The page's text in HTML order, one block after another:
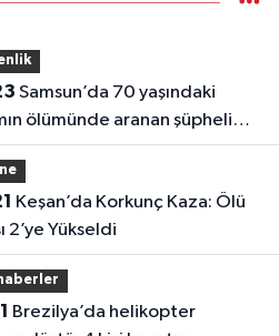
ölümünde aranan şüpheli
yakalandı
2’ye Yükseldi
haberler